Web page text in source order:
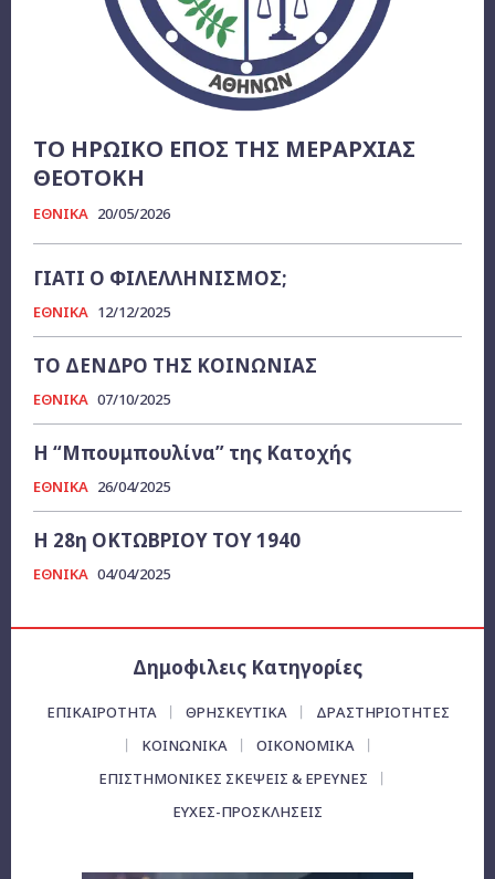
ΤΟ ΗΡΩΙΚΟ ΕΠΟΣ ΤΗΣ ΜΕΡΑΡΧΙΑΣ
ΘΕΟΤΟΚΗ
ΕΘΝΙΚΑ 20/05/2026
ΓΙΑΤΙ Ο ΦΙΛΕΛΛΗΝΙΣΜΟΣ;
ΕΘΝΙΚΑ 12/12/2025
ΤΟ ΔΕΝΔΡΟ ΤΗΣ ΚΟΙΝΩΝΙΑΣ
ΕΘΝΙΚΑ 07/10/2025
Η “Μπουμπουλίνα” της Κατοχής
ΕΘΝΙΚΑ 26/04/2025
Η 28η ΟΚΤΩΒΡΙΟΥ ΤΟΥ 1940
ΕΘΝΙΚΑ 04/04/2025
Δημοφιλεις Κατηγορίες
ΕΠΙΚΑΙΡΌΤΗΤΑ ΘΡΗΣΚΕΥΤΙΚΑ
ΔΡΑΣΤΗΡΙΟΤΗΤΕΣ
ΚΟΙΝΩΝΙΚΑ
ΟΙΚΟΝΟΜΙΚΆ
ΕΠΙΣΤΗΜΟΝΙΚΕΣ ΣΚΕΨΕΙΣ & ΕΡΕΥΝΕΣ
ΕΥΧΈΣ-ΠΡΟΣΚΛΉΣΕΙΣ